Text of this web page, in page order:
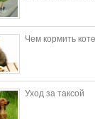
Чем кормить
Уход за таксой